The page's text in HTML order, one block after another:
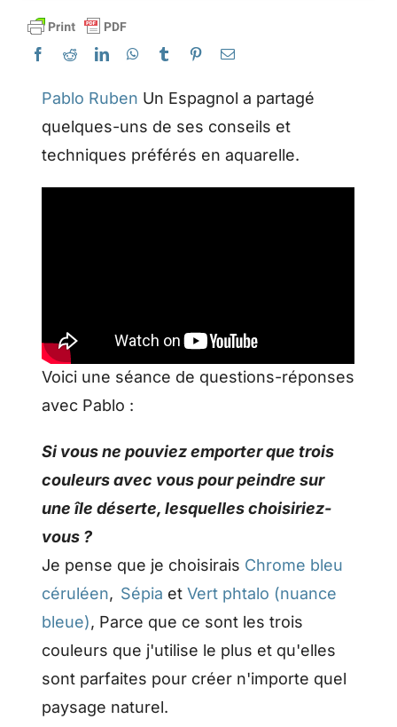
Pablo Ruben Un Espagnol a partagé
quelques-uns de ses conseils et
techniques préférés en aquarelle.
Voici une séance de questions-réponses
avec Pablo :
Si vous ne pouviez emporter que trois
couleurs avec vous pour peindre sur
une île déserte, lesquelles choisiriez-
vous ?
Je pense que je choisirais Chrome bleu
céruléen, Sépia etVert phtalo (nuance
bleue), Parce que ce sont les trois
couleurs que j'utilise le plus et qu'elles
sont parfaites pour créer n'importe quel
paysage naturel.